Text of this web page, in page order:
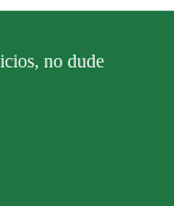
no dude